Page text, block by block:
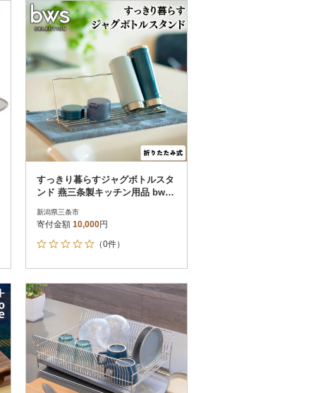
すっきり暮らすジャグボトルスタ
ンド 燕三条製キッチン用品 bwsS
新潟県三条市
寄付金額 10,000円
（0件）